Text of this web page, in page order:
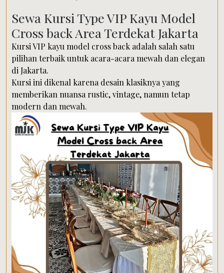
Sewa Kursi Type VIP Kayu Model
Cross back Area Terdekat Jakarta
Kursi VIP kayu model cross back adalah salah satu
pilihan terbaik untuk acara-acara mewah dan elegan
di Jakarta.
Kursi ini dikenal karena desain klasiknya yang
memberikan nuansa rustic, vintage, namun tetap
modern dan mewah.